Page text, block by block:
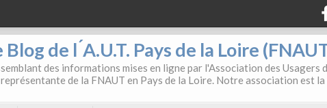
Blog de l ́A.U.T. Pays de la Loire
des informations mises en ligne par l'Association des Usagers
de la FNAUT en Pays de la Loire. Notre association est